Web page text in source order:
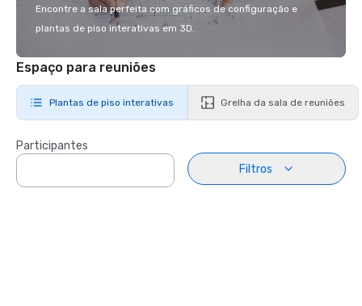
Encontre a sala perfeita com gráficos de configuração e
plantas de piso interativas em 3D.
Espaço para reuniões
Plantas de piso interativas Grelha da sala de reuniões
Participantes
Filtros